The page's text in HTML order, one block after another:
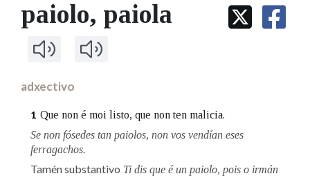
IDENTIDADE CORPORATIVA
MARCIAL DEL ADALID
FIGURAS HOMENAXEADAS
Facebook
TwitterYoutubeInstagram
Bluesky
BUSCAR NOS LEMAS
Comeza por
Contén
paiolo, paiola
adxectivo
1 Que non é moi listo, que non ten malicia.
Se non fósedes tan paiolos, non vos vendían eses
ferragachos.
Tamén substantivo Ti dis que é un paiolo, pois o irmán